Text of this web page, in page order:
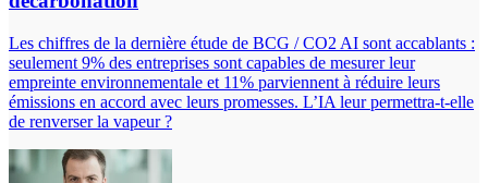
Les chiffres de la dernière étude de BCG / CO2 AI sont accablants :
seulement 9% des entreprises sont capables de mesurer leur
empreinte environnementale et 11% parviennent à réduire leurs
émissions en accord avec leurs promesses. L’IA leur permettra-t-elle
de renverser la vapeur ?